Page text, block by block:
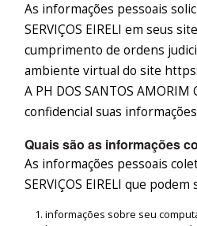
As informações pessoais
SERVIÇOS EIRELI em seus
cumprimento de ordens
ambiente virtual do site
A PH DOS SANTOS AMORIM
confidencial suas
Quais são as informações
As informações pessoais
SERVIÇOS EIRELI que
informações sobre seu